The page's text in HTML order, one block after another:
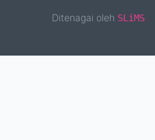
Ditenagai oleh SLiMS